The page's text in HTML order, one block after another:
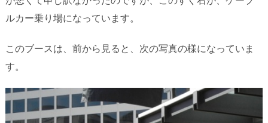
ルカー乗り場になっています。
このブースは、前から見ると、次の写真の様になっていま
す。